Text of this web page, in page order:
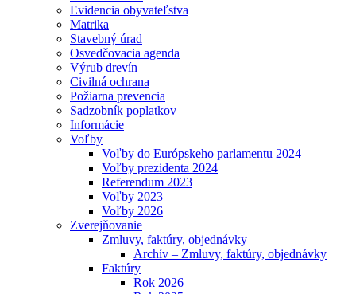
Evidencia obyvateľstva
Matrika
Stavebný úrad
Osvedčovacia agenda
Výrub drevín
Civilná ochrana
Požiarna prevencia
Sadzobník poplatkov
Informácie
Voľby
Voľby do Európskeho parlamentu 2024
Voľby prezidenta 2024
Referendum 2023
Voľby 2023
Voľby 2026
Zverejňovanie
Zmluvy, faktúry, objednávky
Archív – Zmluvy, faktúry, objednávky
Faktúry
Rok 2026